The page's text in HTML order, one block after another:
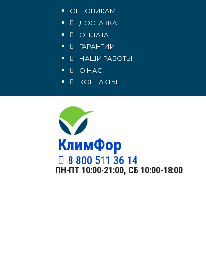
ОПТОВИКАМ
ДОСТАВКА
ОПЛАТА
ГАРАНТИИ
НАШИ РАБОТЫ
О НАС
КОНТАКТЫ
КлимФор
8 800 511 36 14
ПН-ПТ 10:00-21:00, СБ 10:00-18:00